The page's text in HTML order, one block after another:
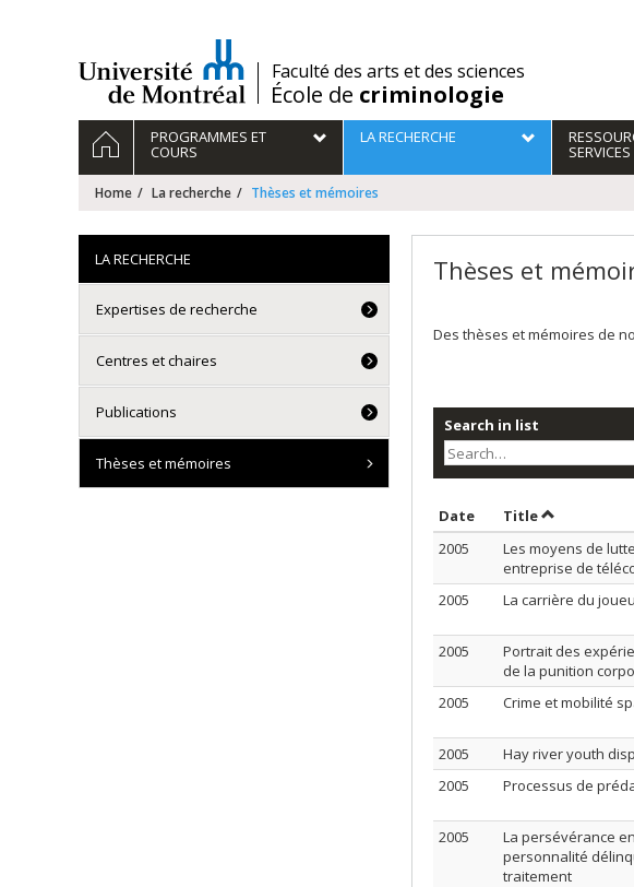
/Faculté des arts et des sciences
École de criminologie
Navigation
principale
HOMEPROGRAMMES ET
COURS
LA RECHERCHE
SERVICES
Home La recherche Thèses et mémoires
Thèses et
Des thèses et mémoires de
Search in list
Date Sort by date in
TitleSort by title
2005
Les moyens de
entreprise de
2005 La carrière du
2005
Portrait des
de la punition
2005 Crime et mobilité
2005 Hay river youth
2005
Processus de
2005
La persévérance
personnalité
traitement
LA RECHERCHE
Expertises de recherche
Centres et chaires
Publications
Thèses et mémoires